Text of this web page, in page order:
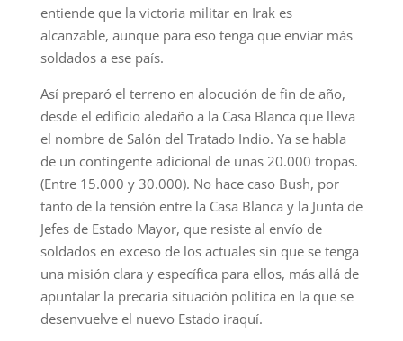
entiende que la victoria militar en Irak es
alcanzable, aunque para eso tenga que enviar más
soldados a ese país.
Así preparó el terreno en alocución de fin de año,
desde el edificio aledaño a la Casa Blanca que lleva
el nombre de Salón del Tratado Indio. Ya se habla
de un contingente adicional de unas 20.000 tropas.
(Entre 15.000 y 30.000). No hace caso Bush, por
tanto de la tensión entre la Casa Blanca y la Junta de
Jefes de Estado Mayor, que resiste al envío de
soldados en exceso de los actuales sin que se tenga
una misión clara y específica para ellos, más allá de
apuntalar la precaria situación política en la que se
desenvuelve el nuevo Estado iraquí.